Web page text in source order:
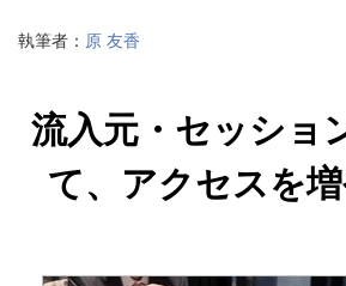
執筆者： 原 友香
流入元・セッショ
て、アクセスを増